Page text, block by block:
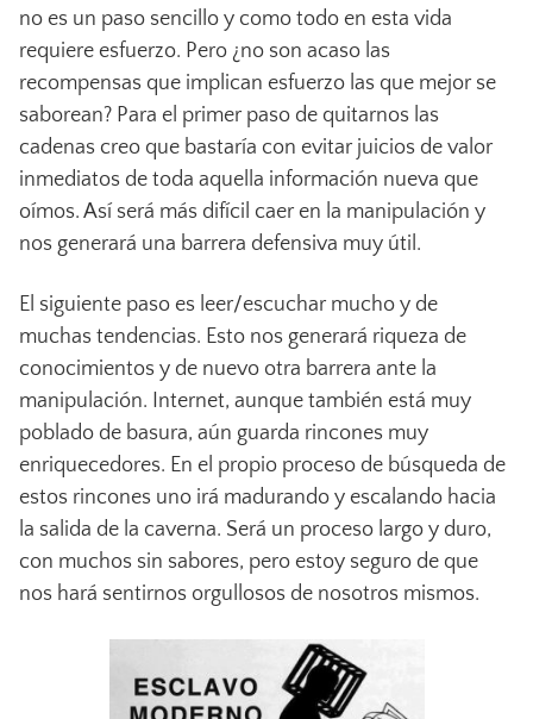
no es un paso sencillo y como todo en esta vida
requiere esfuerzo. Pero ¿no son acaso las
recompensas que implican esfuerzo las que mejor se
saborean? Para el primer paso de quitarnos las
cadenas creo que bastaría con evitar juicios de valor
inmediatos de toda aquella información nueva que
oímos. Así será más difícil caer en la manipulación y
nos generará una barrera defensiva muy útil.
El siguiente paso es leer/escuchar mucho y de
muchas tendencias. Esto nos generará riqueza de
conocimientos y de nuevo otra barrera ante la
manipulación. Internet, aunque también está muy
poblado de basura, aún guarda rincones muy
enriquecedores. En el propio proceso de búsqueda de
estos rincones uno irá madurando y escalando hacia
la salida de la caverna. Será un proceso largo y duro,
con muchos sin sabores, pero estoy seguro de que
nos hará sentirnos orgullosos de nosotros mismos.